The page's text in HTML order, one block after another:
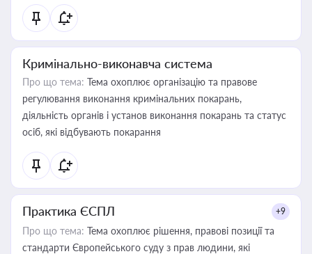
Кримінально-виконавча система
Про що тема: Тема охоплює організацію та правове
регулювання виконання кримінальних покарань,
діяльність органів і установ виконання покарань та статус
осіб, які відбувають покарання
Практика ЄСПЛ +9
Про що тема: Тема охоплює рішення, правові позиції та
стандарти Європейського суду з прав людини, які